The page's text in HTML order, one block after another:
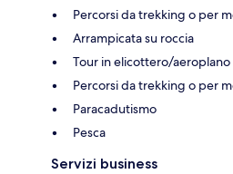
Percorsi da trekking o per
Arrampicata su roccia
Tour in elicottero/aeroplano
Percorsi da trekking o per
Paracadutismo
Pesca
Servizi business